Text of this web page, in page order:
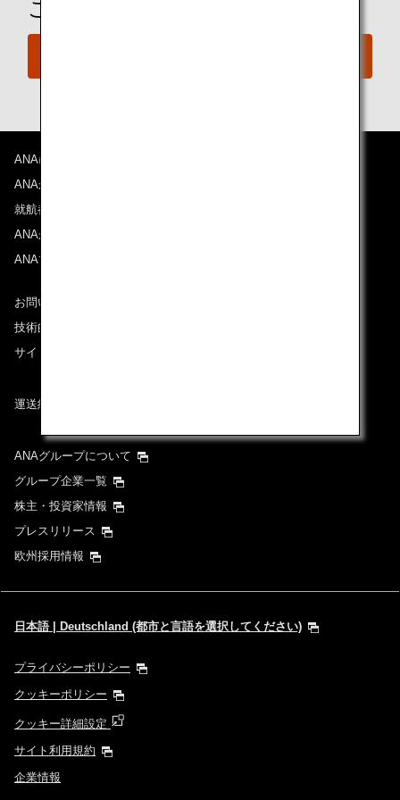
ご予約の準備は整いましたか？
ANAについて
ANAからのお知らせ
就航都市
ANAがお約束する体験
ANAマイレージクラブ
お問い合わせ
技術的なお問い合わせ（推奨環境）
サイトマップ
運送約款
ANAグループについて
グループ企業一覧
株主・投資家情報
プレスリリース
欧州採用情報
日本語 | Deutschland (都市と言語を選択してください)
プライバシーポリシー
クッキーポリシー
クッキー詳細設定
サイト利用規約
企業情報